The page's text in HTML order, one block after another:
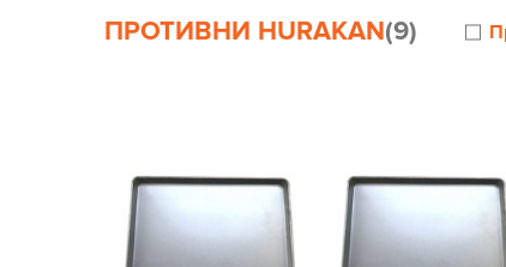
ПРОТИВНИ HURAKAN(9)